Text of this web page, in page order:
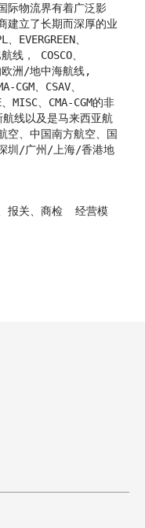
际物流界有着广泛影
建立了长期而深厚的业
EVERGREEN、
线， COSCO、
欧洲/地中海航线,
CGM、CSAV、
MISC、CMA-CGM的非
航线以及是马来西亚航
空、中国南方航空、国
圳/广州/上海/香港地
报关、商检 经营模